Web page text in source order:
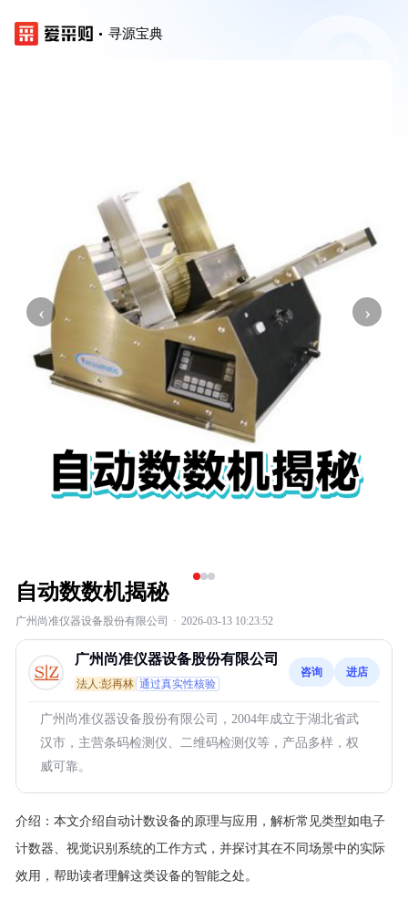
寻源宝典
‹ ›
自动数数机揭秘
广州尚准仪器设备股份有限公司 · 2026-03-13 10:23:52
广州尚准仪器设备股份有限公司
法人:彭再林 通过真实性核验
咨询 进店
广州尚准仪器设备股份有限公司，2004年成立于湖北省武
汉市，主营条码检测仪、二维码检测仪等，产品多样，权
威可靠。
介绍： 本文介绍自动计数设备的原理与应用，解析常见类型如电子
计数器、视觉识别系统的工作方式，并探讨其在不同场景中的实际
效用，帮助读者理解这类设备的智能之处。